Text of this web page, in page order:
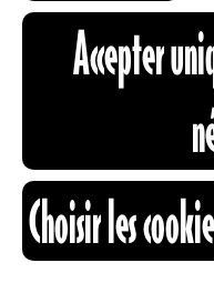
DES
DEBUT
Accepter
Choisir les